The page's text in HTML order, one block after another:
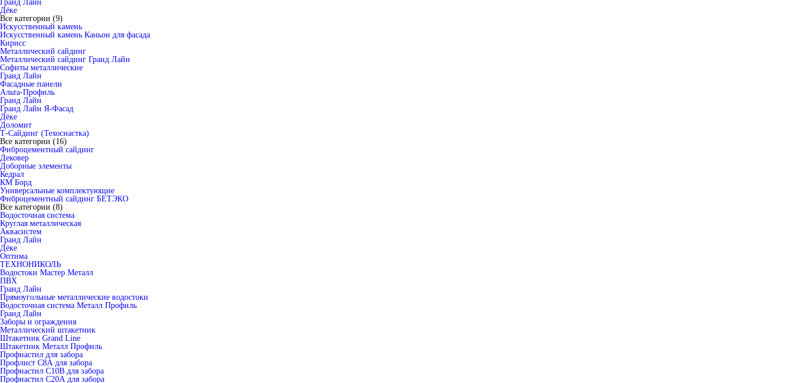
Гранд Лайн
Дёке
Все категории (9)
Искусственный камень
Искусственный камень Каньон для фасада
Кирисс
Металлический сайдинг
Металлический сайдинг Гранд Лайн
Софиты металлические
Гранд Лайн
Фасадные панели
Альта-Профиль
Гранд Лайн
Гранд Лайн Я-Фасад
Дёке
Доломит
Т-Сайдинг (Техоснастка)
Все категории (16)
Фиброцементный сайдинг
Дековер
Доборные элементы
Кедрал
КМ Борд
Универсальные комплектующие
Фиброцементный сайдинг БЕТЭКО
Все категории (8)
Водосточная система
Круглая металлическая
Аквасистем
Гранд Лайн
Дёке
Оптима
ТЕХНОНИКОЛЬ
Водостоки Мастер Металл
ПВХ
Гранд Лайн
Прямоугольные металлические водостоки
Водосточная система Металл Профиль
Гранд Лайн
Заборы и ограждения
Металлический штакетник
Штакетник Grand Line
Штакетник Металл Профиль
Профнастил для забора
Профлист С8А для забора
Профнастил С10В для забора
Профнастил С20А для забора